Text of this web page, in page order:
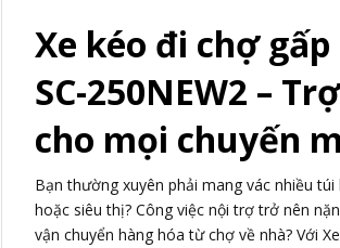
Xe kéo đi chợ
SC-250NEW2 –
cho mọi chuyến
Bạn thường xuyên phải mang vác nhiều
hoặc siêu thị? Công việc nội trợ trở nên
vận chuyển hàng hóa từ chợ về nhà? Với